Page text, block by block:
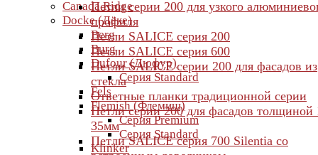
Canada Ridge
Docke (Дёке)
Berg
Burg
Dufour (Дюфур)
Серия Standard
Fels
Flemish (Флемиш)
Серия Premium
Серия Standard
Klinker
Петли серии 200 для узкого
профиля
Петли SALICE серия 200
Петли SALICE серия 600
Петли SALICE серии 200 для фасадов из
стекла
Ответные планки традиционной серии
Петли серии 200 для фасадов толщиной
35мм
Петли SALICE серия 700 Silentia со